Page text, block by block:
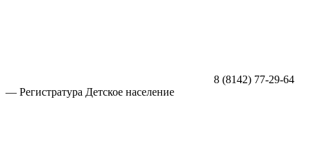
8 (8142) 77-29-64
— Регистратура Детское население